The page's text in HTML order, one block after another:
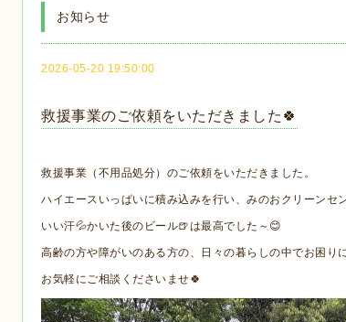
お知らせ
2026-05-20 19:50:00
救援事業のご依頼をいただきました🍀
救援事業（不用品処分）のご依頼をいただきました。
ハイエースいっぱいに積み込みを行い、みのおクリーンセ
いい汗💦かいた後のビール🍺は最高でした～😊
高齢の方や障がいのある方の、日々の暮らしの中でお困り
お気軽にご相談くださいませ🍀